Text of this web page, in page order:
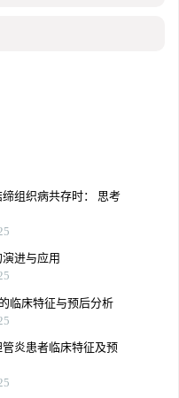
组织病共存时： 思考
进与应用
临床特征与预后分析
炎患者临床特征及预